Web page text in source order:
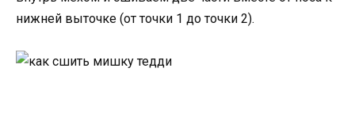
нижней выточке (от точки 1 до точки 2).